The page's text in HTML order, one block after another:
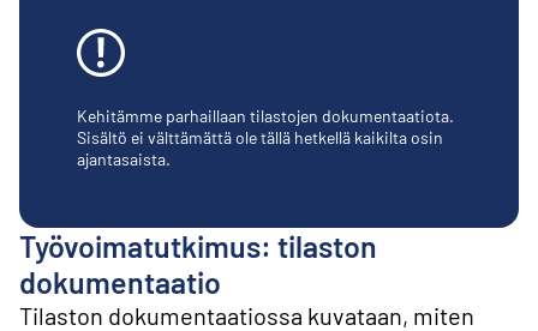
Kehitämme parhaillaan tilastojen dokumentaatiota.
Sisältö ei välttämättä ole tällä hetkellä kaikilta osin
ajantasaista.
Työvoimatutkimus: tilaston
dokumentaatio
Tilaston dokumentaatiossa kuvataan, miten